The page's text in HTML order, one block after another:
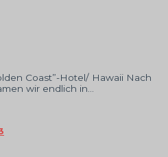
Coast”-Hotel/ Hawaii Nach
wir endlich in…